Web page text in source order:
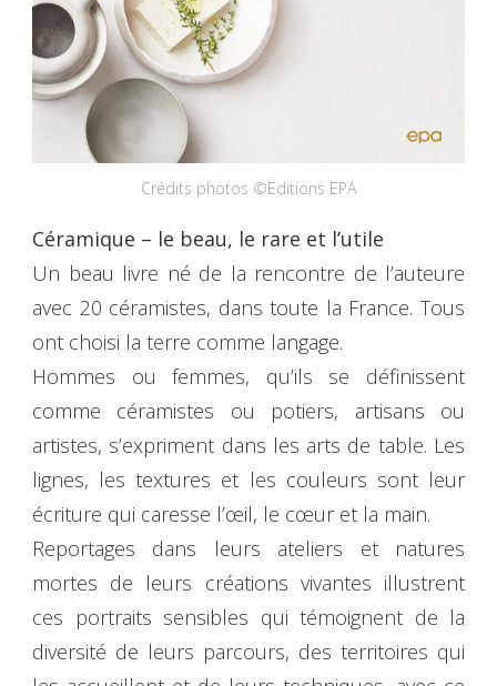
Crédits photos ©Editions EPA
Céramique – le beau, le rare et l’utile
Un beau livre né de la rencontre de l’auteure
avec 20 céramistes, dans toute la France. Tous
ont choisi la terre comme langage.
Hommes ou femmes, qu’ils se définissent
comme céramistes ou potiers, artisans ou
artistes, s’expriment dans les arts de table. Les
lignes, les textures et les couleurs sont leur
écriture qui caresse l’œil, le cœur et la main.
Reportages dans leurs ateliers et natures
mortes de leurs créations vivantes illustrent
ces portraits sensibles qui témoignent de la
diversité de leurs parcours, des territoires qui